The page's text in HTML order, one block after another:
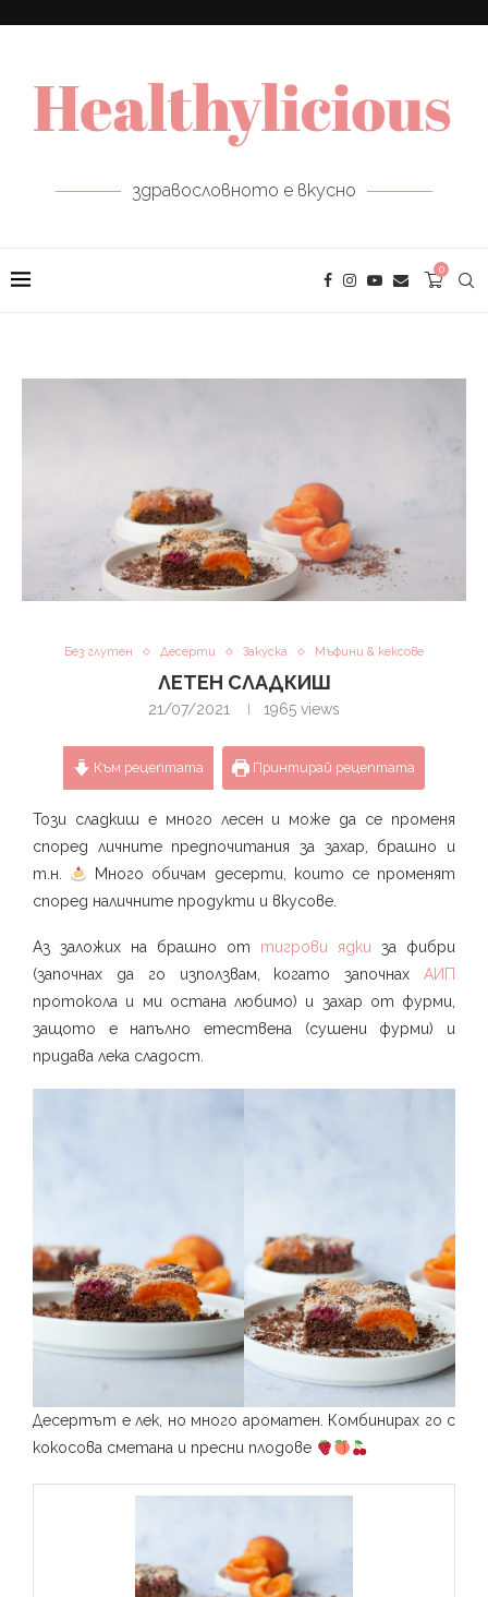
здравословното е вкусно
0
Без глутен Десерти Закуска Мъфини & кексове
ЛЕТЕН СЛАДКИШ
21/07/2021 1965 views
Към рецептата Принтирай рецептата
Този сладкиш е много лесен и може да се променя
според личните предпочитания за захар, брашно и
т.н.
Много обичам десерти, които се променят
според наличните продукти и вкусове.
Аз заложих на брашно от тигрови ядки за фибри
(започнах да го използвам, когато започнах АИП
протокола и ми остана любимо) и захар от фурми,
защото е напълно етествена (сушени фурми) и
придава лека сладост.
Десертът е лек, но много ароматен. Комбинирах го с
кокосова сметана и пресни плодове